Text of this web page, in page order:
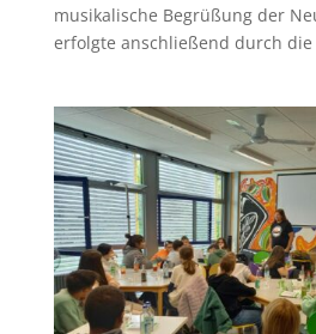
musikalische Begrüßung der
erfolgte anschließend durch die